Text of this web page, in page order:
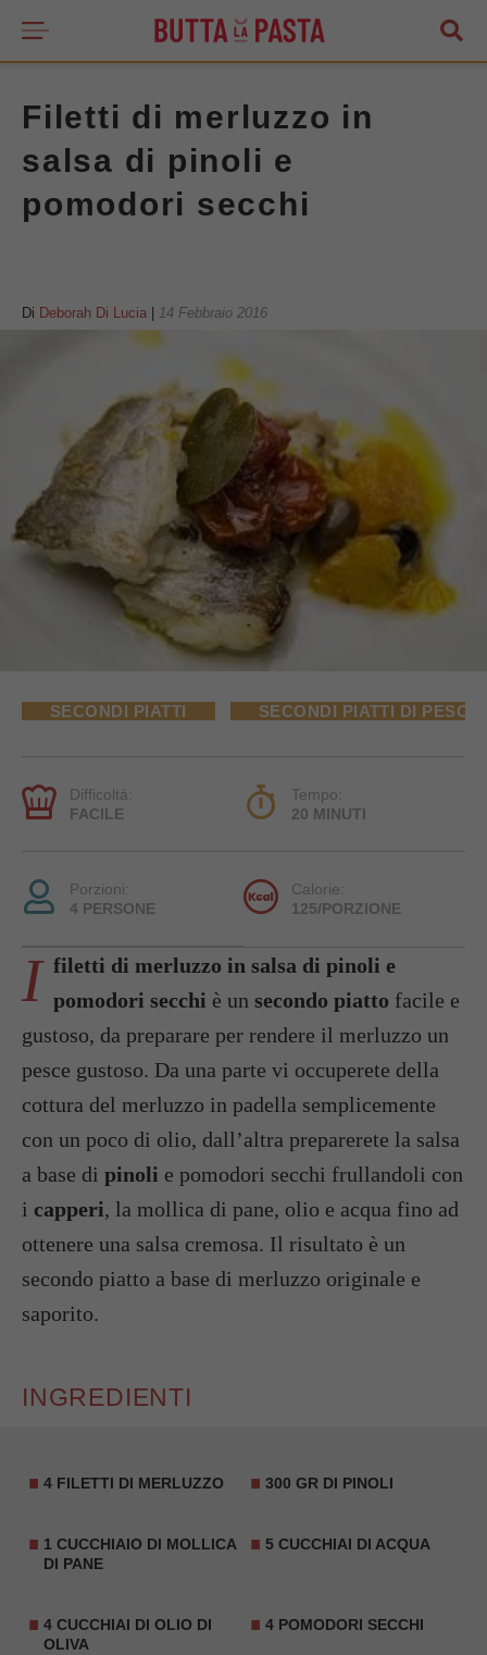
Filetti di merluzzo in
salsa di pinoli e
pomodori secchi
Di Deborah Di Lucia 14 Febbraio 2016
SECONDI PIATTI SECONDI PIATTI DI PESCE
Difficoltà:
FACILE
Tempo:
20 MINUTI
Porzioni:
4 PERSONE
Calorie:
125/PORZIONE
I filetti di merluzzo in salsa di pinoli e
pomodori secchi è un secondo piatto facile e
gustoso, da preparare per rendere il merluzzo un
pesce gustoso. Da una parte vi occuperete della
cottura del merluzzo in padella semplicemente
con un poco di olio, dall’altra preparerete la salsa
a base di pinoli e pomodori secchi frullandoli con
i capperi, la mollica di pane, olio e acqua fino ad
ottenere una salsa cremosa. Il risultato è un
secondo piatto a base di merluzzo originale e
saporito.
INGREDIENTI
4 FILETTI DI MERLUZZO 300 GR DI PINOLI
1 CUCCHIAIO DI MOLLICA
DI PANE
5 CUCCHIAI DI ACQUA
4 CUCCHIAI DI OLIO DI
OLIVA
4 POMODORI SECCHI